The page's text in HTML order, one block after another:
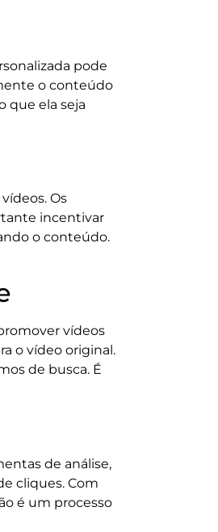
pode
o conteúdo
que ela seja
Os
incentivar
o conteúdo.
vídeos
o vídeo original.
de busca. É
de análise,
cliques. Com
é um processo